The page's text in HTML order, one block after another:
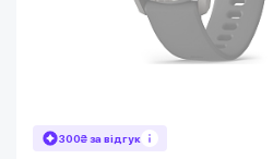
300₴ за відгук